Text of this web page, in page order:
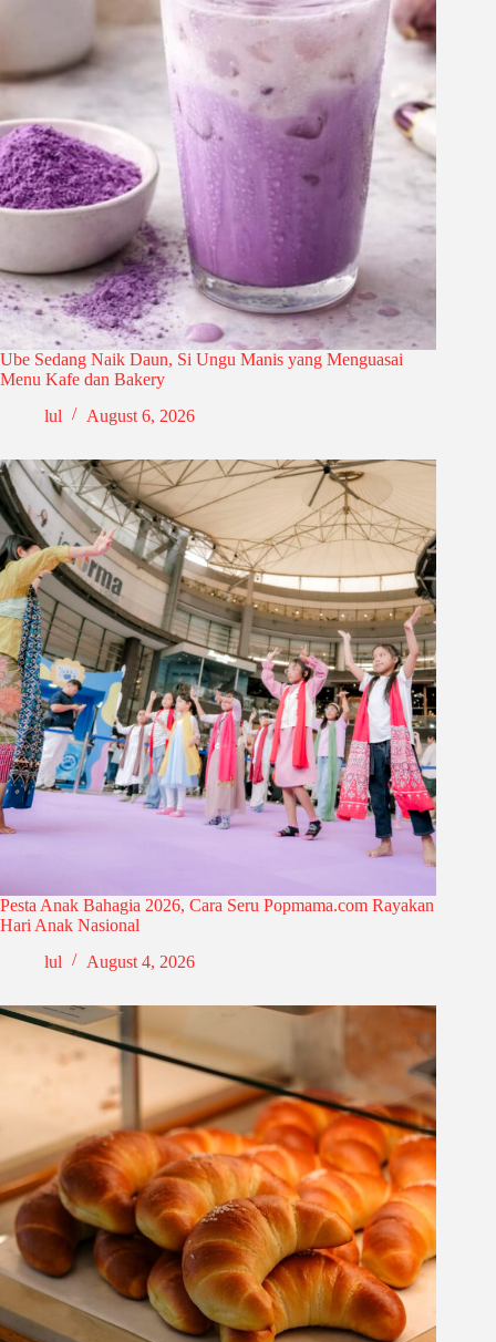
Ube Sedang Naik Daun, Si Ungu Manis yang Menguasai
Menu Kafe dan Bakery
lul
August 6, 2026
Pesta Anak Bahagia 2026, Cara Seru Popmama.com Rayakan
Hari Anak Nasional
lul
August 4, 2026